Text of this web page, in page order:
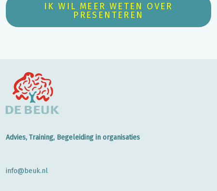
IK WIL MEER WETEN OVER
PRESENTEREN
Advies, Training, Begeleiding in organisaties
info@beuk.nl